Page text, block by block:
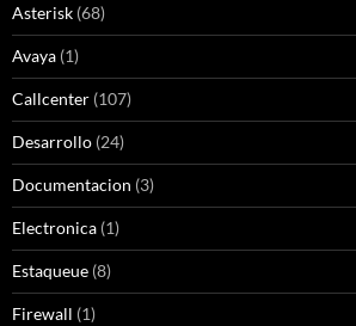
Asterisk (68)
Avaya (1)
Callcenter (107)
Desarrollo (24)
Documentacion (3)
Electronica (1)
Estaqueue (8)
Firewall (1)